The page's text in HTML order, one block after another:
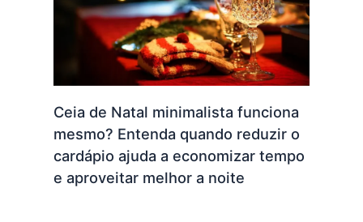
Ceia de Natal minimalista funciona
mesmo? Entenda quando reduzir o
cardápio ajuda a economizar tempo
e aproveitar melhor a noite